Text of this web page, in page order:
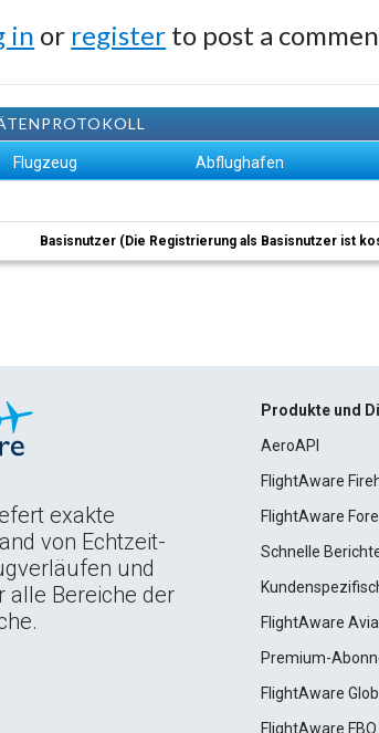
in or register to post a
Flugzeug Abflughafen
Basisnutzer (Die Registrierung als Basisnutzer ist
exakte
von Echtzeit-
und
alle Bereiche der
Produkte und
AeroAPI
FlightAware
FlightAware
Schnelle
FlightAware
Premium-
FlightAware
FlightAware